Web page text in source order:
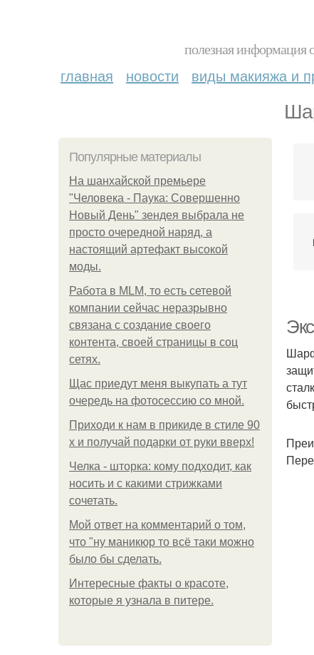
полезная информация
главная новости виды макияжа и
Популярные материалы
На шанхайской премьере
"Человека - Паука: Совершенно
Новый День" зендея выбрала не
просто очередной наряд, а
настоящий артефакт высокой
моды.
Работа в MLM, то есть сетевой
компании сейчас неразрывно
связана с создание своего
контента, своей страницы в соц
сетях.
Щас приедут меня выкупать а тут
очередь на фотосессию со мной.
Приходи к нам в прикиде в стиле 90
х и получай подарки от руки вверх!
Челка - шторка: кому подходит, как
носить и с какими стрижками
сочетать.
Мой ответ на комментарий о том,
что "ну маникюр то всё таки можно
было бы сделать.
Интересные факты о красоте,
которые я узнала в питере.